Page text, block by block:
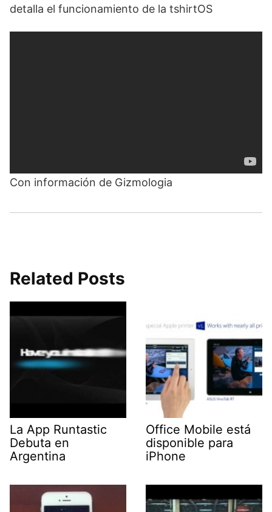
detalla el funcionamiento de la tshirtOS
Con información de Gizmologia
Related Posts
La App Runtastic
Debuta en
Argentina
Office Mobile está
disponible para
iPhone